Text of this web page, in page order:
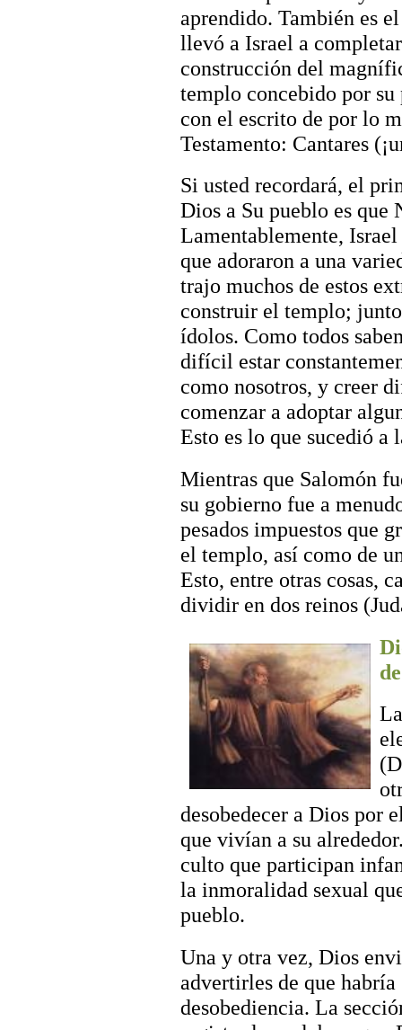
aprendido. También es
llevó a Israel a
construcción del
templo concebido por
con el escrito de por lo
Testamento: Cantares
Si usted recordará, el
Dios a Su pueblo es que
Lamentablemente,
que adoraron a una
trajo muchos de estos
construir el templo;
ídolos. Como todos
difícil estar
como nosotros, y creer
comenzar a adoptar
Esto es lo que sucedió a
Mientras que Salomón
su gobierno fue a
pesados impuestos que
el templo, así como de
Esto, entre otras cosas,
dividir en dos reinos
desobedecer a Dios por
que vivían a su
culto que participan
la inmoralidad sexual
pueblo.
Una y otra vez, Dios
advertirles de que habría
desobediencia. La